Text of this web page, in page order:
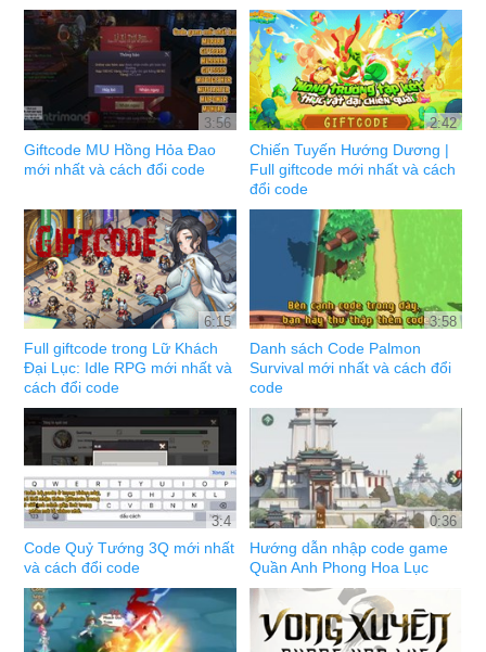
3:56
Giftcode MU Hồng Hỏa Đao
mới nhất và cách đổi code
2:42
Chiến Tuyến Hướng Dương |
Full giftcode mới nhất và cách
đổi code
6:15
Full giftcode trong Lữ Khách
Đại Lục: Idle RPG mới nhất và
cách đổi code
3:58
Danh sách Code Palmon
Survival mới nhất và cách đổi
code
3:4
Code Quỷ Tướng 3Q mới nhất
và cách đổi code
0:36
Hướng dẫn nhập code game
Quần Anh Phong Hoa Lục